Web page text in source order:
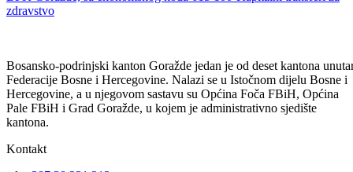
korištenja finansijskih sredstava, po Programu utroška sredstava